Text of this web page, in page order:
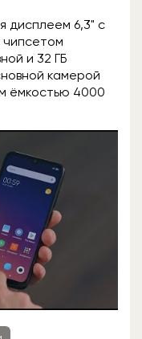
дисплеем 6,3" с
и 32 ГБ
камерой
ёмкостью 4000